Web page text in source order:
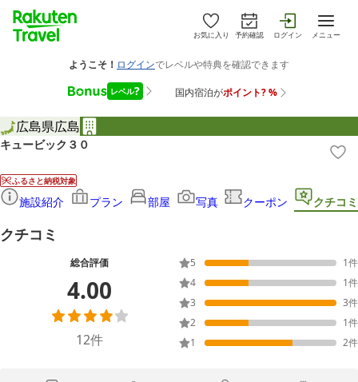
お気に入り 予約確認 ログイン メニュー
広島県広島
キュービック３０
ふるさと納税対象
施設紹介 プラン 部屋 写真 クーポン クチコミ
クチコミ
総合評価
4.00
12件
5 1件
4
1件
3
3件
2
1件
1
2件